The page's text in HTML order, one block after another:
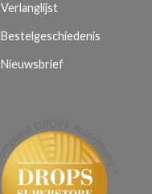
Verlanglijst
Bestelgeschiedenis
Nieuwsbrief